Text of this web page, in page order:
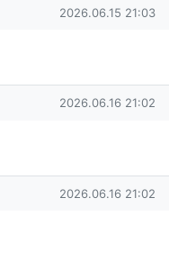
작성일
2026.06.15 21:03
작성일
2026.06.16 21:02
작성일
2026.06.16 21:02